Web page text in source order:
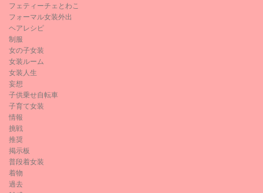
フェティーチェとわこ
フォーマル女装外出
ヘアレシピ
制服
女の子女装
女装ルーム
女装人生
妄想
子供乗せ自転車
子育て女装
情報
挑戦
推奨
掲示板
普段着女装
着物
過去